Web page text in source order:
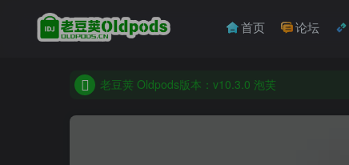
首页 论坛
老豆荚 Oldpods版本：v10.3.0 泡芙
收藏备用站，保持联系不迷路！